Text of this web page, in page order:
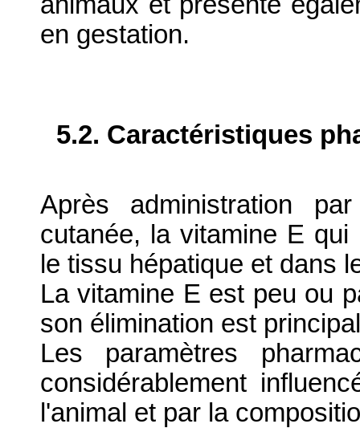
en gestation.
5.2. Caractéristiques
Après administration
cutanée, la vitamine E
le tissu hépatique et dans
La vitamine E est peu ou
son élimination est
Les paramètres
considérablement
l'animal et par la